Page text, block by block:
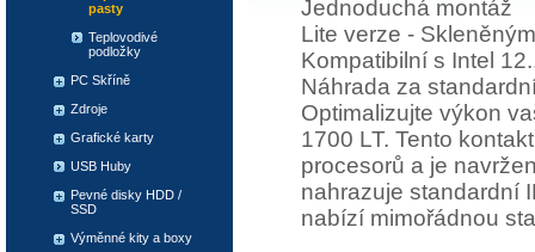
Jednoduchá montáž
Lite verze -
Kompatibilní s Intel
Náhrada za
Optimalizujte výkon
1700 LT. Tento
procesorů a je
nahrazuje standardní
nabízí mimořádnou
pasty
Teplovodivé
podložky
PC Skříně
Zdroje
Grafické karty
USB Huby
Pevné disky HDD /
SSD
Výměnné kity a boxy